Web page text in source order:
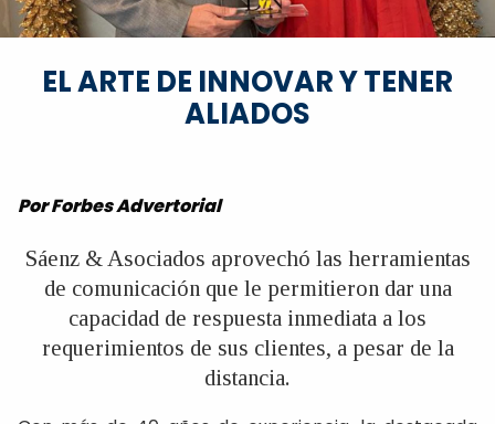
EL ARTE DE INNOVAR Y TENER
ALIADOS
Por Forbes Advertorial
Sáenz & Asociados aprovechó las herramientas
de comunicación que le permitieron dar una
capacidad de respuesta inmediata a los
requerimientos de sus clientes, a pesar de la
distancia.